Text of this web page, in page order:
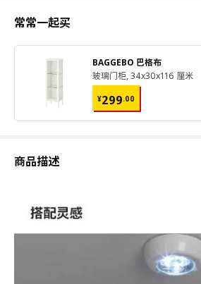
常常一起买
BAGGEBO 巴格布
玻璃门柜, 34x30x116 厘米
¥299.00
¥ 299.00
商品描述